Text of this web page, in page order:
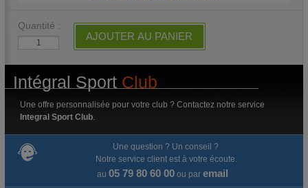
Quantité :
AJOUTER AU PANIER
Intégral Sport Club
Une offre personnalisée pour votre club ? Contactez notre service
Integral Sport Club
Une question ? Un conseil ?
Notre service client est à votre écoute.
au 05 79 80 60 00ou par email